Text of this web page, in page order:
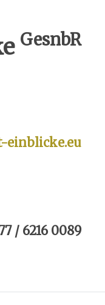
GesnbR
einblicke.eu
/ 6216 0089